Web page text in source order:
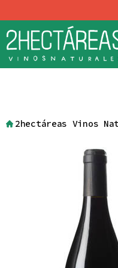
Política de
2hectáreas Vinos